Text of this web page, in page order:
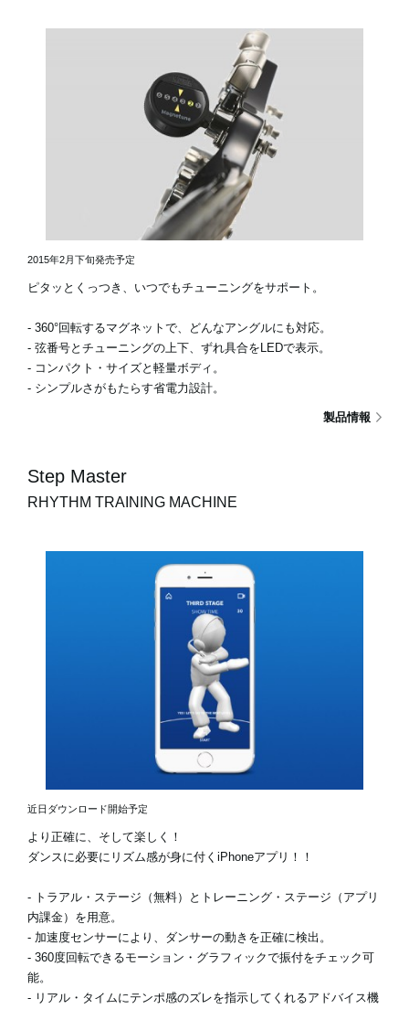
2015年2月下旬発売予定
ピタッとくっつき、いつでもチューニングをサポート。
- 360°回転するマグネットで、どんなアングルにも対応。
- 弦番号とチューニングの上下、ずれ具合をLEDで表示。
- コンパクト・サイズと軽量ボディ。
- シンプルさがもたらす省電力設計。
製品情報
Step Master
RHYTHM TRAINING MACHINE
近日ダウンロード開始予定
より正確に、そして楽しく！
ダンスに必要にリズム感が身に付くiPhoneアプリ！！
- トラアル・ステージ（無料）とトレーニング・ステージ（アプリ
内課金）を用意。
- 加速度センサーにより、ダンサーの動きを正確に検出。
- 360度回転できるモーション・グラフィックで振付をチェック可
能。
- リアル・タイムにテンポ感のズレを指示してくれるアドバイス機